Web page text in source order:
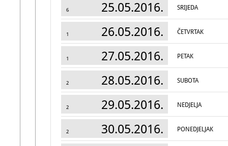
6 25.05.2016. SRIJEDA
1 26.05.2016. ČETVRTAK
1 27.05.2016. PETAK
2 28.05.2016. SUBOTA
2 29.05.2016. NEDJELJA
2 30.05.2016. PONEDJELJAK